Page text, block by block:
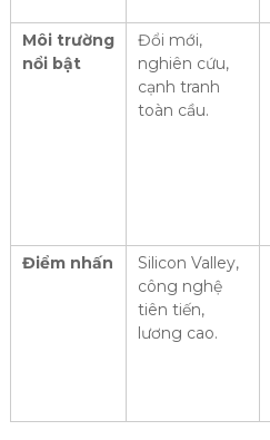
Môi trường
nổi bật
Đổi mới,
nghiên cứu,
cạnh tranh
toàn cầu.
Điểm nhấn
Silicon Valley,
công nghệ
tiên tiến,
lương cao.